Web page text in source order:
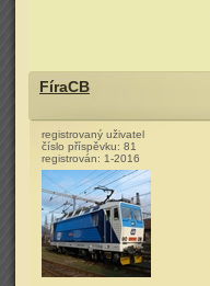
FíraCB
registrovaný uživatel
číslo příspěvku: 81
registrován: 1-2016